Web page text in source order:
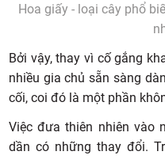
Hoa giấy - loại cây phổ
Bởi vậy, thay vì cố gắng
nhiều gia chủ sẵn sàng
cối, coi đó là một phần
Việc đưa thiên nhiên vào
dần có những thay đổi.